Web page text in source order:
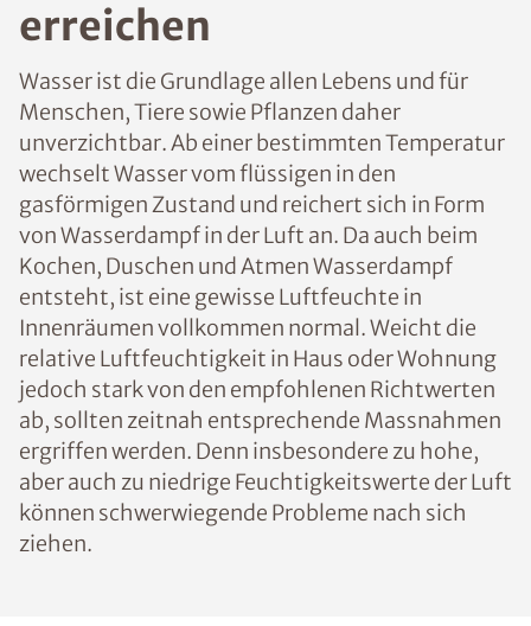
erreichen
Wasser ist die Grundlage allen Lebens und für
Menschen, Tiere sowie Pflanzen daher
unverzichtbar. Ab einer bestimmten Temperatur
wechselt Wasser vom flüssigen in den
gasförmigen Zustand und reichert sich in Form
von Wasserdampf in der Luft an. Da auch beim
Kochen, Duschen und Atmen Wasserdampf
entsteht, ist eine gewisse Luftfeuchte in
Innenräumen vollkommen normal. Weicht die
relative Luftfeuchtigkeit in Haus oder Wohnung
jedoch stark von den empfohlenen Richtwerten
ab, sollten zeitnah entsprechende Massnahmen
ergriffen werden. Denn insbesondere zu hohe,
aber auch zu niedrige Feuchtigkeitswerte der Luft
können schwerwiegende Probleme nach sich
ziehen.